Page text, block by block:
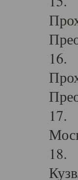
16.
17.
18.